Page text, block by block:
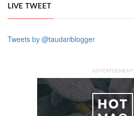
LIVE TWEET
Tweets by @taudariblogger
ADVERTISEMENT